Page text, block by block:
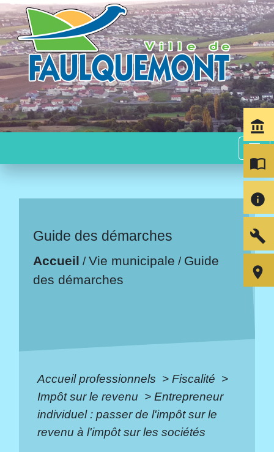
menu
Guide des démarches
Accueil /Vie municipale / Guide
des démarches
Accueil professionnels > Fiscalité >
Impôt sur le revenu > Entrepreneur
individuel : passer de l'impôt sur le
revenu à l'impôt sur les sociétés
account_balance
import_contacts
info
build
room